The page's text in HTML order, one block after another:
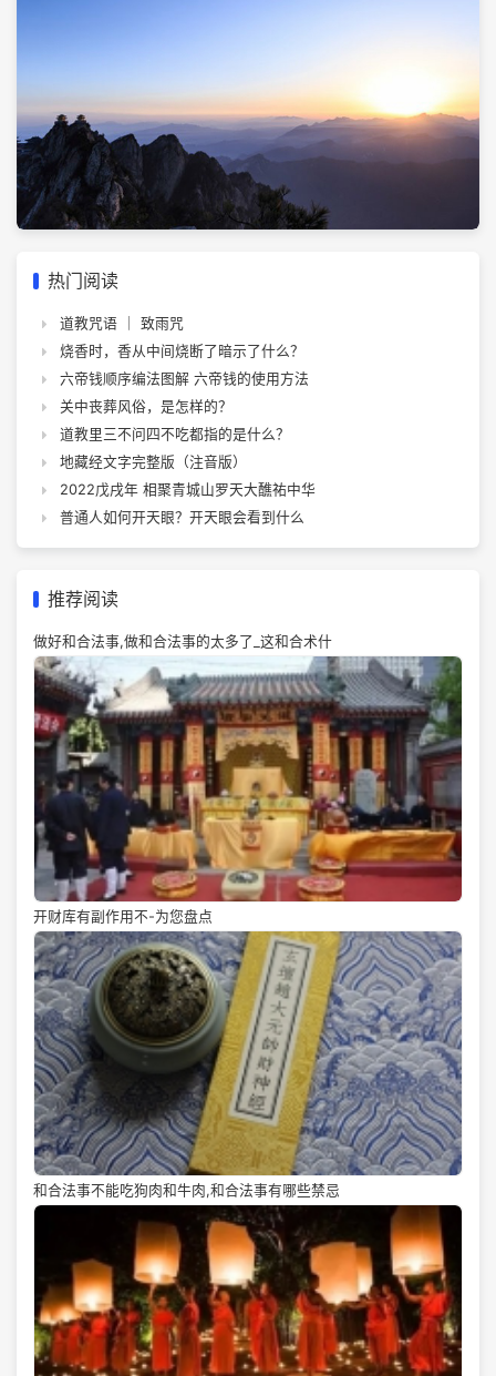
热门阅读
道教咒语 ｜ 致雨咒
烧香时，香从中间烧断了暗示了什么？
六帝钱顺序编法图解 六帝钱的使用方法
关中丧葬风俗，是怎样的？
道教里三不问四不吃都指的是什么？
地藏经文字完整版（注音版）
2022戊戌年 相聚青城山罗天大醮祐中华
普通人如何开天眼？开天眼会看到什么
推荐阅读
做好和合法事,做和合法事的太多了_这和合术什
开财库有副作用不-为您盘点
和合法事不能吃狗肉和牛肉,和合法事有哪些禁忌